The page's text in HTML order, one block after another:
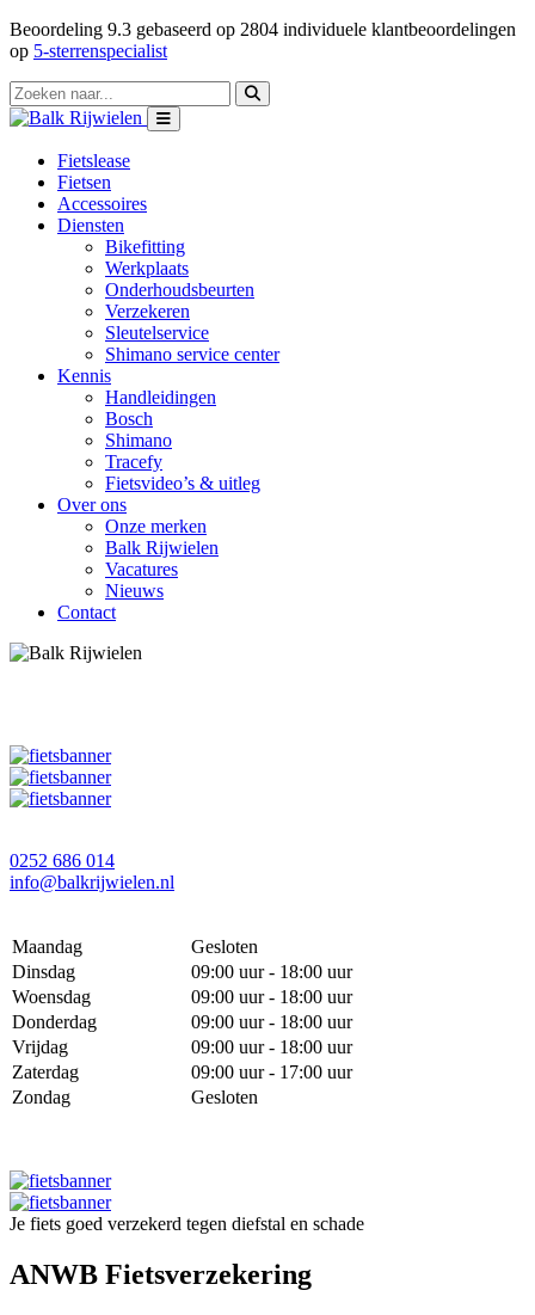
Beoordeling 9.3 gebaseerd op 2804 individuele klantbeoordelingen
op 5-sterrenspecialist
Fietslease
Fietsen
Accessoires
Diensten
Bikefitting
Werkplaats
Onderhoudsbeurten
Verzekeren
Sleutelservice
Shimano service center
Kennis
Handleidingen
Bosch
Shimano
Tracefy
Fietsvideo’s & uitleg
Over ons
Onze merken
Balk Rijwielen
Vacatures
Nieuws
Contact
0252 686 014
info@balkrijwielen.nl
Maandag
Gesloten
Dinsdag
09:00 uur - 18:00 uur
Woensdag
09:00 uur - 18:00 uur
Donderdag
09:00 uur - 18:00 uur
Vrijdag
09:00 uur - 18:00 uur
Zaterdag
09:00 uur - 17:00 uur
Zondag
Gesloten
Je fiets goed verzekerd tegen diefstal en schade
ANWB Fietsverzekering